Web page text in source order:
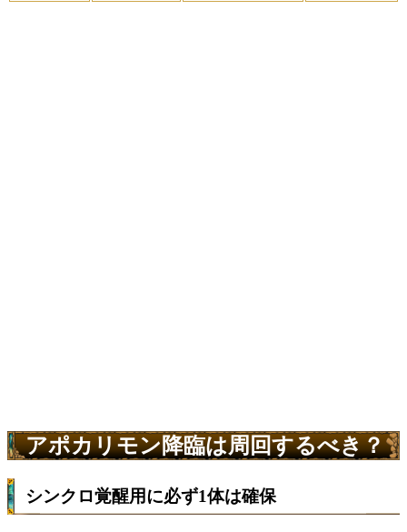
アポカリモン降臨は周回するべき？
シンクロ覚醒用に必ず1体は確保